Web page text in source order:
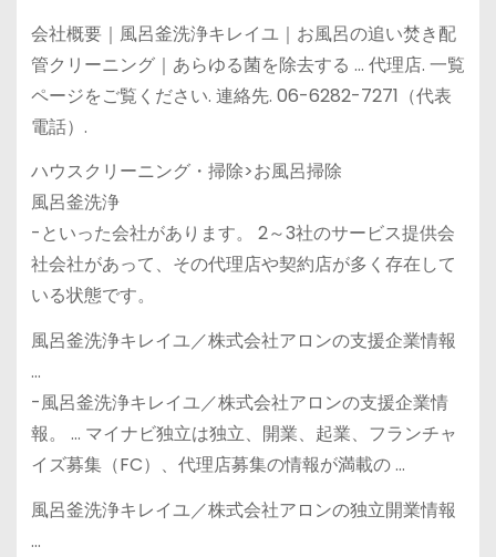
会社概要｜風呂釜洗浄キレイユ｜お風呂の追い焚き配
管クリーニング｜あらゆる菌を除去する … 代理店. 一覧
ページをご覧ください. 連絡先. 06-6282-7271（代表
電話）.
ハウスクリーニング・掃除>お風呂掃除
風呂釜洗浄
-といった会社があります。 2～3社のサービス提供会
社会社があって、その代理店や契約店が多く存在して
いる状態です。
風呂釜洗浄キレイユ／株式会社アロンの支援企業情報
…
-風呂釜洗浄キレイユ／株式会社アロンの支援企業情
報。 … マイナビ独立は独立、開業、起業、フランチャ
イズ募集（FC）、代理店募集の情報が満載の …
風呂釜洗浄キレイユ／株式会社アロンの独立開業情報
…